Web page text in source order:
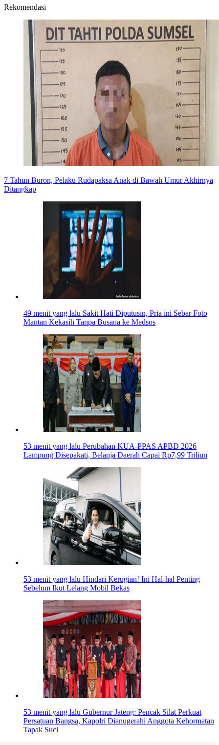
Rekomendasi
7 Tahun Buron, Pelaku Rudapaksa Anak di Bawah Umur Akhirnya
Ditangkap
49 menit yang lalu Sakit Hati Diputusin, Pria ini Sebar Foto
Mantan Kekasih Tanpa Busana ke Medsos
53 menit yang lalu Perubahan KUA-PPAS APBD 2026
Lampung Disepakati, Belanja Daerah Capai Rp7,99 Triliun
53 menit yang lalu Hindari Kerugian! Ini Hal-hal Penting
Sebelum Ikut Lelang Mobil Bekas
53 menit yang lalu Gubernur Jateng: Pencak Silat Perkuat
Persatuan Bangsa, Kapolri Dianugerahi Anggota Kehormatan
Tapak Suci